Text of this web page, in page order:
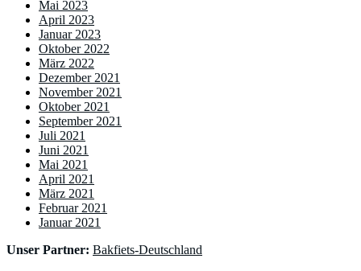
Mai 2023
April 2023
Januar 2023
Oktober 2022
März 2022
Dezember 2021
November 2021
Oktober 2021
September 2021
Juli 2021
Juni 2021
Mai 2021
April 2021
März 2021
Februar 2021
Januar 2021
Unser Partner: Bakfiets-Deutschland